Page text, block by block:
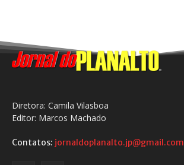
Diretora: Camila Vilasboa
Editor: Marcos Machado
Contatos: jornaldoplanalto.jp@gmail.com